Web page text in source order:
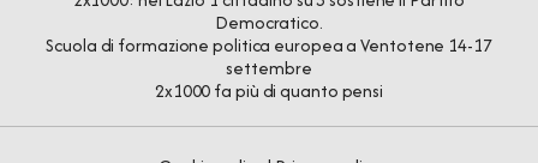
Democratico.
Scuola di formazione politica europea a Ventotene 14-17
settembre
2x1000 fa più di quanto pensi